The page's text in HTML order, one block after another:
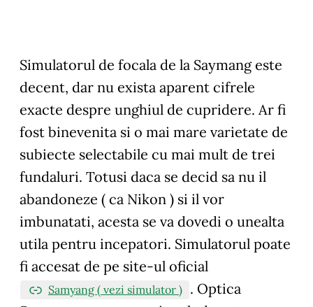
Simulatorul de focala de la Saymang este
decent, dar nu exista aparent cifrele
exacte despre unghiul de cupridere. Ar fi
fost binevenita si o mai mare varietate de
subiecte selectabile cu mai mult de trei
fundaluri. Totusi daca se decid sa nu il
abandoneze ( ca Nikon ) si il vor
imbunatati, acesta se va dovedi o unealta
utila pentru incepatori. Simulatorul poate
fi accesat de pe site-ul oficial
Samyang ( vezi simulator ) . Optica